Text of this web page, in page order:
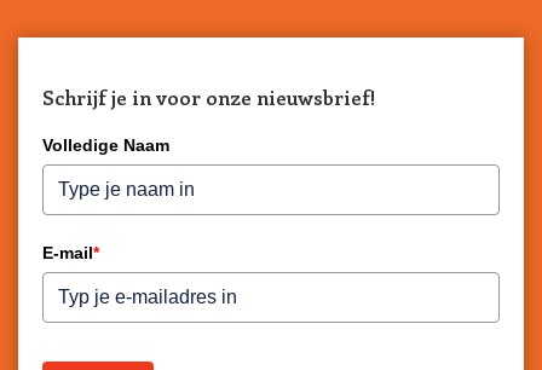
Schrijf je in voor onze nieuwsbrief!
Volledige Naam
E-mail*